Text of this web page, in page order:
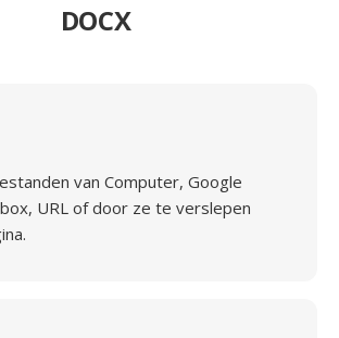
DOCX
van Computer, Google
URL of door ze te verslepen